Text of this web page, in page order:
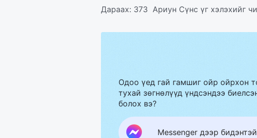
Дараах: 373 Ариун Сүнс үг хэлэхийг
Одоо үед гай гамшиг ойр ойрхон
тухай зөгнөлүүд үндсэндээ
болох вэ?
Messenger дээр